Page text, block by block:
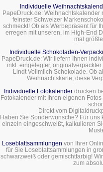
Individuelle
PapeDruck.de: Weihnachtskalender
feinster Schweizer
schmeckt! Ob als Werbepräsent für
erregen mit unseren, im High-End
mal
Individuelle Schokoladen-
PapeDruck.de: Wir liefern Ihnen
inkl. eingelegter,
Lindt Vollmilch Schokolade. Ob
Weihnachtskarte, diese
Individuelle Fotokalenderdrucken
Fotokalender mit Ihren eigenen
Direkt vom
Haben Sie Sonderwünsche? Für uns
einzeln eingeschweißt, kalkulieren
Loseblattsammlungen von Ihrer
für Sie Loseblattsammlungen in
schwarzweiß oder gemischtfarbig!
zum